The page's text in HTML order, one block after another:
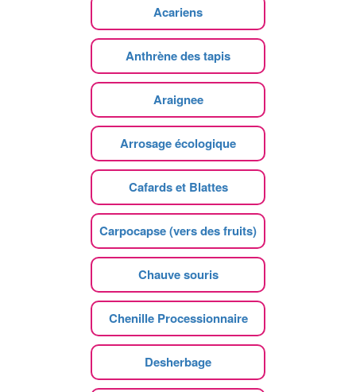
Acariens
Anthrène des tapis
Araignee
Arrosage écologique
Cafards et Blattes
Carpocapse (vers des fruits)
Chauve souris
Chenille Processionnaire
Desherbage